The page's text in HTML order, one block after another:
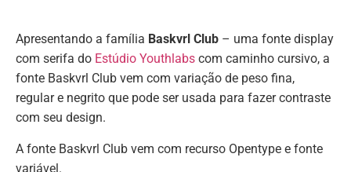
Apresentando a família Baskvrl Club – uma fonte display
com serifa do Estúdio Youthlabs com caminho cursivo, a
fonte Baskvrl Club vem com variação de peso fina,
regular e negrito que pode ser usada para fazer contraste
com seu design.
A fonte Baskvrl Club vem com recurso Opentype e fonte
variável.